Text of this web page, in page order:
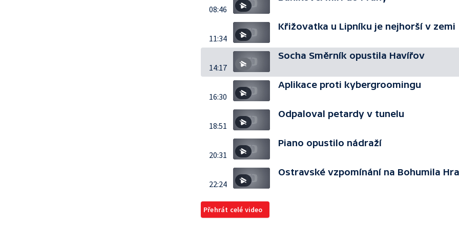
08:46
11:34
Křižovatka u Lipníku je nejhorší v zemi
14:17
Socha Směrník opustila Havířov
16:30
Aplikace proti kybergroomingu
18:51
Odpaloval petardy v tunelu
20:31
Piano opustilo nádraží
22:24
Ostravské vzpomínání na Bohumila
Přehrát celé video